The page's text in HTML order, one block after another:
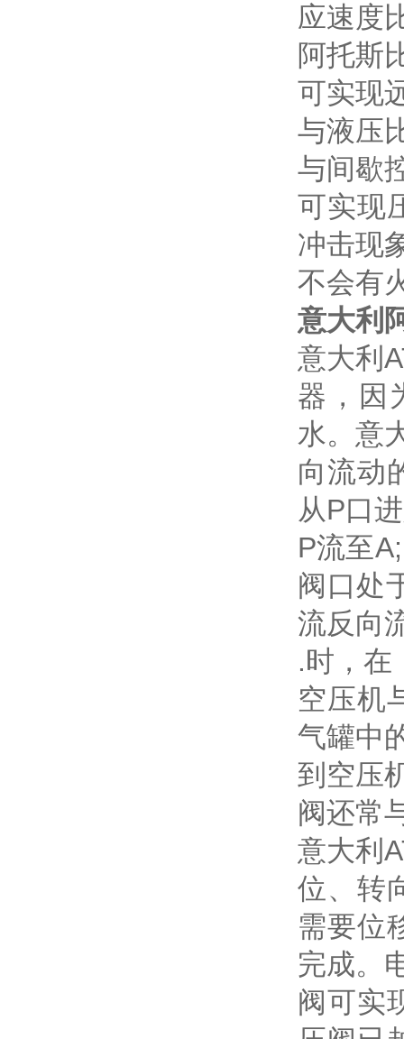
应速度
阿托斯
可实现
与液压
与间歇
可实现
冲击现
不会有
意大利
意大利
器，因
水。意
向流动
从P口
P流至
阀口处
流反向
.时，在
空压机
气罐中
到空压
阀还常
意大利
位、转
需要位
完成。
阀可实